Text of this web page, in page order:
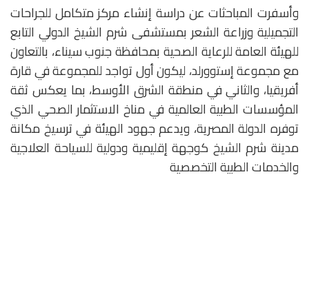
وأسفرت المباحثات عن دراسة إنشاء مركز متكامل للجراحات
التجميلية وزراعة الشعر بمستشفى شرم الشيخ الدولي التابع
للهيئة العامة للرعاية الصحية بمحافظة جنوب سيناء، بالتعاون
مع مجموعة إستوورلد، ليكون أول تواجد للمجموعة في قارة
أفريقيا، والثاني في منطقة الشرق الأوسط، بما يعكس ثقة
المؤسسات الطبية العالمية في مناخ الاستثمار الصحي الذي
توفره الدولة المصرية، ويدعم جهود الهيئة في ترسيخ مكانة
مدينة شرم الشيخ كوجهة إقليمية ودولية للسياحة العلاجية
والخدمات الطبية التخصصية